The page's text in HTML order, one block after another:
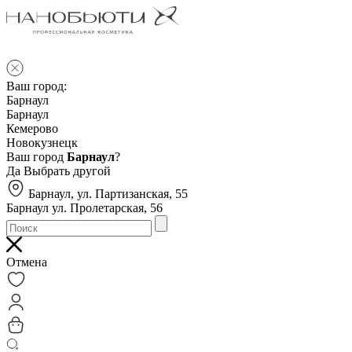
Ваш город:
Барнаул
Барнаул
Кемерово
Новокузнецк
Ваш город Барнаул?
Да Выбрать другой
Барнаул, ул. Партизанская, 55
Барнаул ул. Пролетарская, 56
Отмена